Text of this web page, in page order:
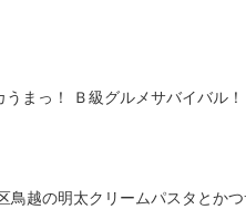
まっ！ Ｂ級グルメサバイバル！
越の明太クリームパスタとかつ